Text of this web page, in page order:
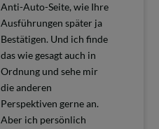
Anti-Auto-Seite, wie Ihre
Ausführungen später ja
Bestätigen. Und ich finde
das wie gesagt auch in
Ordnung und sehe mir
die anderen
Perspektiven gerne an.
Aber ich persönlich